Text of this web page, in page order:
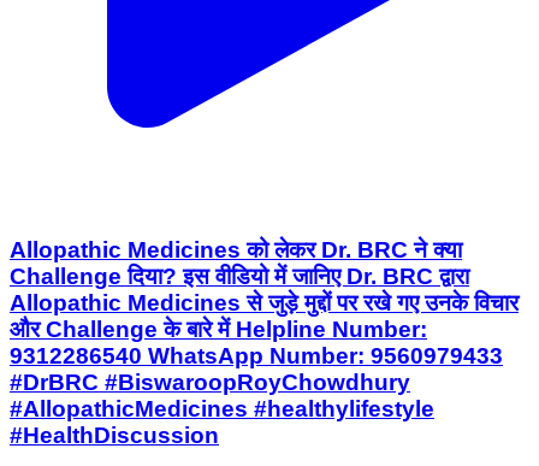
Allopathic Medicines को लेकर Dr. BRC ने क्या
Challenge दिया? इस वीडियो में जानिए Dr. BRC द्वारा
Allopathic Medicines से जुड़े मुद्दों पर रखे गए उनके विचार
और Challenge के बारे में Helpline Number:
9312286540 WhatsApp Number: 9560979433
#DrBRC #BiswaroopRoyChowdhury
#AllopathicMedicines #healthylifestyle
#HealthDiscussion